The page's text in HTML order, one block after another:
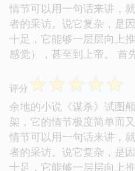
情节可以用一句话来讲，
者的采访。说它复杂，是
十足，它能够一层层向上
感觉），甚至到上帝。 首
评分 ☆☆☆☆☆
余地的小说《谋杀》试图
架，它的情节极度简单而
情节可以用一句话来讲，
者的采访。说它复杂，是
十足，它能够一层层向上